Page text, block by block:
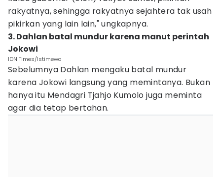
rakyatnya, sehingga rakyatnya sejahtera tak usah
pikirkan yang lain lain," ungkapnya.
3. Dahlan batal mundur karena manut perintah
Jokowi
IDN Times/Istimewa
Sebelumnya Dahlan mengaku batal mundur
karena Jokowi langsung yang memintanya. Bukan
hanya itu Mendagri Tjahjo Kumolo juga meminta
agar dia tetap bertahan.